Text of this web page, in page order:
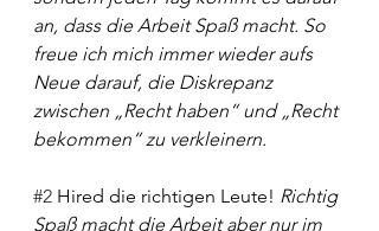
an, dass die Arbeit Spaß macht. So
freue ich mich immer wieder aufs
Neue darauf, die Diskrepanz
zwischen „Recht haben“ und „Recht
bekommen“ zu verkleinern.
#2 Hired die richtigen Leute! Richtig
Spaß macht die Arbeit aber nur im